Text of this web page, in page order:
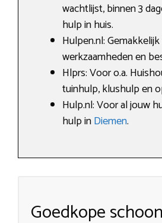
wachtlijst, binnen 3
hulp in huis.
Hulpen.nl:
werkzaamheden en
Hlprs: Voor o.a.
tuinhulp, klushulp en
Hulp.nl: Voor al jouw
hulp inDiemen.
Goedkope